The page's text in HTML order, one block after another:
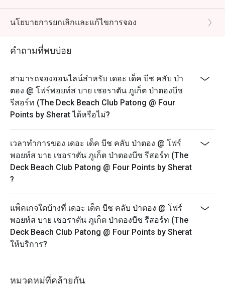
นโยบายการยกเลิกและแก้ไขการจอง
คำถามที่พบบ่อย
สามารถจองออนไลน์สำหรับ เดอะ เด็ค บีช คลับ ป่า
ตอง @ โฟร์พอยท์ส บาย เชอราตัน ภูเก็ต ป่าตองบีช
รีสอร์ท (The Deck Beach Club Patong @ Four
Points by Sherat ได้หรือไม่?
เวลาทำการของ เดอะ เด็ค บีช คลับ ป่าตอง @ โฟร์
พอยท์ส บาย เชอราตัน ภูเก็ต ป่าตองบีช รีสอร์ท (The
Deck Beach Club Patong @ Four Points by Sherat
?
แพ็คเกจใดบ้างที่ เดอะ เด็ค บีช คลับ ป่าตอง @ โฟร์
พอยท์ส บาย เชอราตัน ภูเก็ต ป่าตองบีช รีสอร์ท (The
Deck Beach Club Patong @ Four Points by Sherat
ให้บริการ?
หมวดหมู่ที่คล้ายกัน